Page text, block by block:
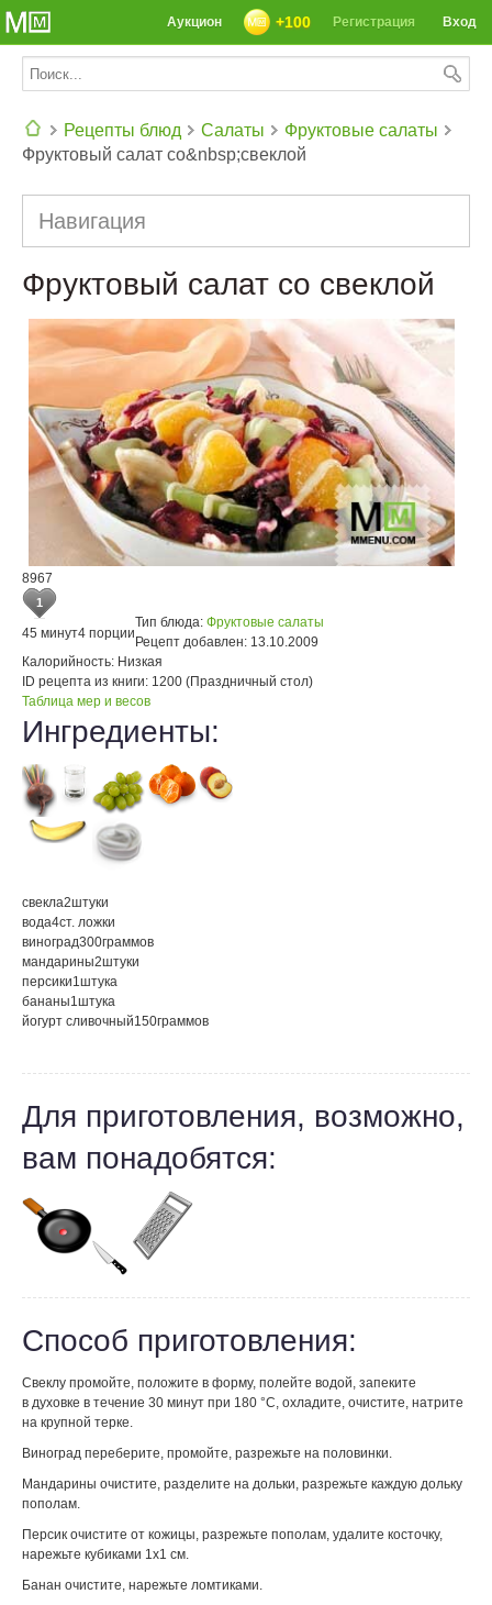
Вход
Регистрация
+100
Аукцион
Рецепты блюд Салаты
Фруктовые салаты
Фруктовый салат со&nbsp;свеклой
Навигация
Фруктовый салат со свеклой
8967
1
45 минут4 порции
Тип блюда: Фруктовые салаты
Рецепт добавлен: 13.10.2009
Калорийность: Низкая
ID рецепта из книги: 1200 (Праздничный стол)
Таблица мер и весов
Ингредиенты:
свекла2штуки
вода4ст. ложки
виноград300граммов
мандарины2штуки
персики1 штука
бананы1 штука
йогурт сливочный150граммов
Для приготовления, возможно,
вам понадобятся:
Способ приготовления:
Свеклу промойте, положите в форму, полейте водой, запеките
в духовке в течение 30 минут при 180 °С, охладите, очистите, натрите
на крупной терке.
Виноград переберите, промойте, разрежьте на половинки.
Мандарины очистите, разделите на дольки, разрежьте каждую дольку
пополам.
Персик очистите от кожицы, разрежьте пополам, удалите косточку,
нарежьте кубиками 1х1 см.
Банан очистите, нарежьте ломтиками.